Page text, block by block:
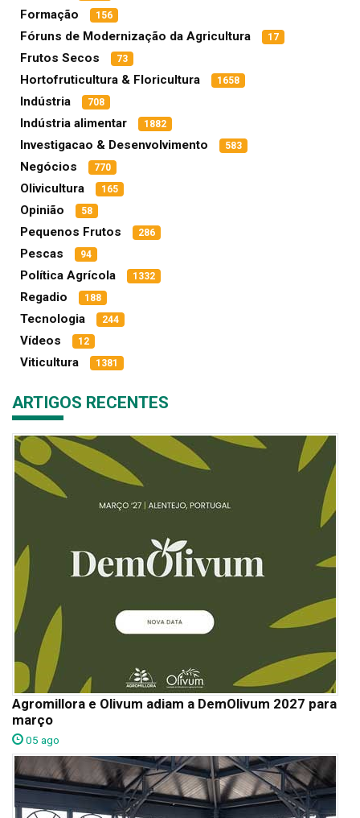
Formação
156
Fóruns de Modernização da Agricultura 17
Frutos Secos 73
Hortofruticultura & Floricultura 1658
Indústria 708
Indústria alimentar 1882
Investigacao & Desenvolvimento 583
Negócios 770
Olivicultura 165
Opinião 58
Pequenos Frutos 286
Pescas 94
Política Agrícola 1332
Regadio 188
Tecnologia 244
Vídeos 12
Viticultura 1381
ARTIGOS RECENTES
Agromillora e Olivum adiam a DemOlivum 2027 para
março
05 ago